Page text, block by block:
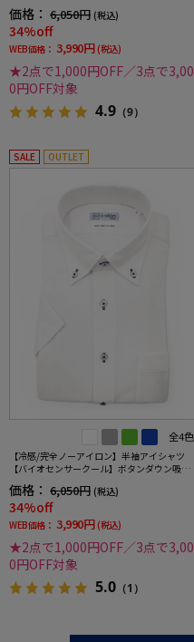
価格： 6,050円 (税込)
34%off
WEB価格： 3,990円 (税込)
★2点で1,000円OFF／3点で3,00
0円OFF対象
4.9 （9）
SALE OUTLET
全4色
【冷感/完全ノーアイロン】半袖アイシャツ
【バイオセンサークール】ボタンダウン吸湿
価格： 6,050円 (税込)
34%off
WEB価格： 3,990円 (税込)
★2点で1,000円OFF／3点で3,00
0円OFF対象
5.0 （1）